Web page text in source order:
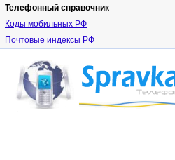
Телефонный справочник
Коды мобильных РФ
Почтовые индексы РФ